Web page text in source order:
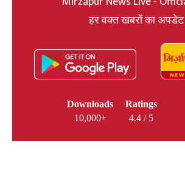
हर वक्त खबरों का अपडेट
Downloads
10,000+
Ratings
4.4 / 5